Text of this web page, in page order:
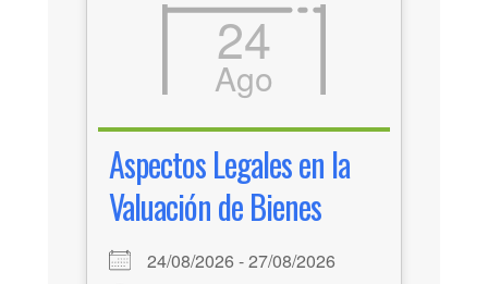
24
Ago
Aspectos Legales en la
Valuación de Bienes
24/08/2026 - 27/08/2026